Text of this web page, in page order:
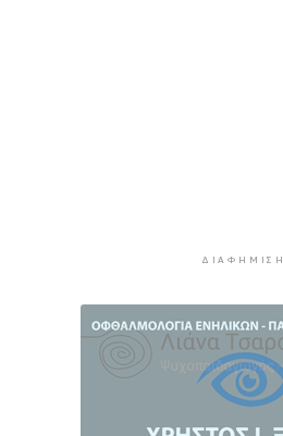
Στις 2 Σεπτεμβρίου η
οικονομικού
Θεσσαλονίκη
9 ώρες 23 λεπτά πρίν
ΔΙΑΦΉΜΙΣΗ